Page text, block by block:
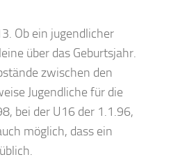
Ob ein jugendlicher
über das Geburtsjahr.
zwischen den
Jugendliche für die
bei der U16 der 1.1.96,
möglich, dass ein